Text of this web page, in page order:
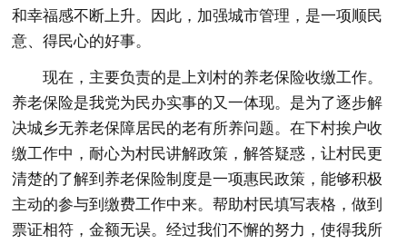
和幸福感不断上升。因此，加强城市管理，是一项顺民
意、得民心的好事。
现在，主要负责的是上刘村的养老保险收缴工作。
养老保险是我党为民办实事的又一体现。是为了逐步解
决城乡无养老保障居民的老有所养问题。在下村挨户收
缴工作中，耐心为村民讲解政策，解答疑惑，让村民更
清楚的了解到养老保险制度是一项惠民政策，能够积极
主动的参与到缴费工作中来。帮助村民填写表格，做到
票证相符，金额无误。经过我们不懈的努力，使得我所